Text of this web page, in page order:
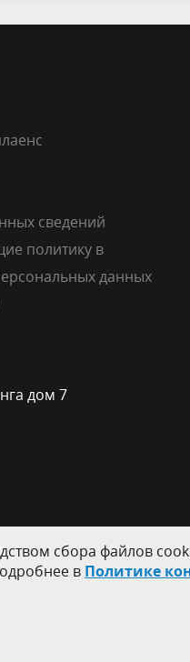
сведений
политику в
данных
дом 7
сбора файлов
в Политике